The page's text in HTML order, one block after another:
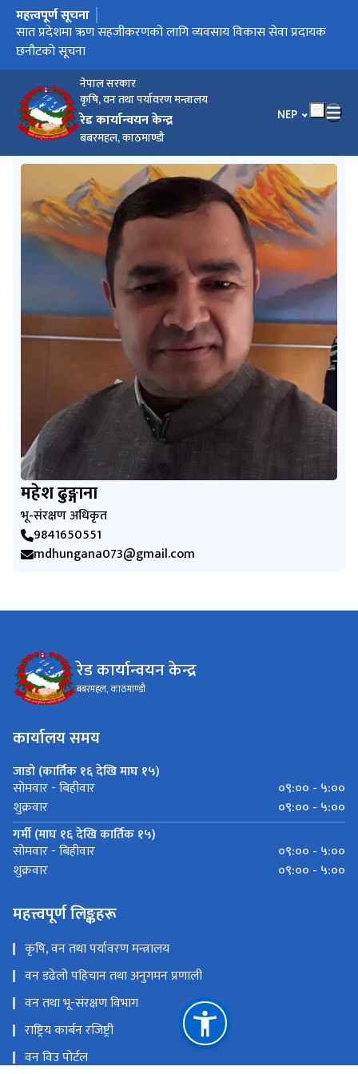
नेपाल सरकार
कृषि, वन तथा पर्यावरण मन्त्रालय
रेड कार्यान्वयन केन्द्र
बबरमहल, काठमाण्डौ
भाषा चयन गर्नुहोस्
NEP
मुख्य नेभिगेसनमा जानुहोस्
महत्त्वपूर्ण सूचना
सात प्रदेशमा ऋण सहजीकरणको लागि व्यवसाय विकास सेवा प्रदायक
छनौटको सूचना
महेश ढुङ्गाना
भू-संरक्षण अधिकृत
9841650551
mdhungana073@gmail.com
रेड कार्यान्वयन केन्द्र
बबरमहल, काठमाण्डौ
कार्यालय समय
जाडो (कार्तिक १६ देखि माघ १५)
सोमवार - बिहीवार
०९:०० - ५:००
शुक्रवार
०९:०० - ५:००
गर्मी (माघ १६ देखि कार्तिक १५)
सोमवार - बिहीवार
०९:०० - ५:००
शुक्रवार
०९:०० - ५:००
महत्त्वपूर्ण लिङ्कहरू
कृषि, वन तथा पर्यावरण मन्त्रालय
वन डढेलो पहिचान तथा अनुगमन प्रणाली
वन तथा भू-संरक्षण विभाग
राष्ट्रिय कार्बन रजिष्ट्री
वन विउ पोर्टल